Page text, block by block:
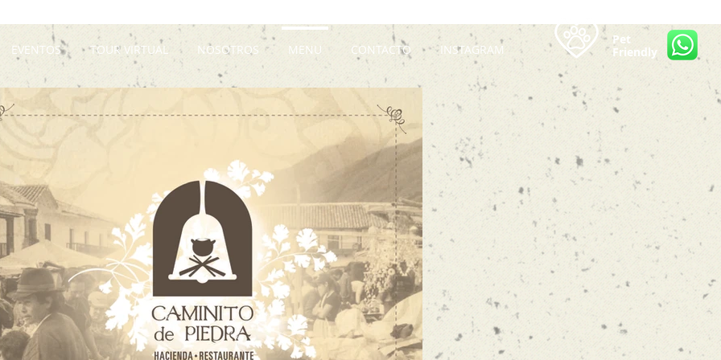
EVENTOS TOUR VIRTUAL NOSOTROS MENU CONTACTO INSTAGRAM
Pet
Friendly